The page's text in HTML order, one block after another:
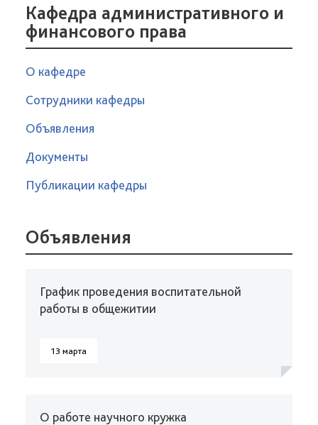
Кафедра административного и
финансового права
О кафедре
Сотрудники кафедры
Объявления
Документы
Публикации кафедры
Объявления
График проведения воспитательной
работы в общежитии
13 марта
О работе научного кружка